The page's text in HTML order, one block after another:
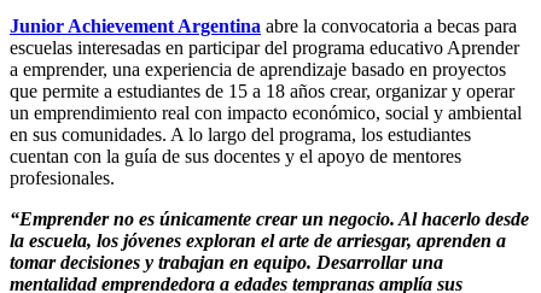
Junior Achievement Argentina abre la convocatoria a becas para
escuelas interesadas en participar del programa educativo Aprender
a emprender, una experiencia de aprendizaje basado en proyectos
que permite a estudiantes de 15 a 18 años crear, organizar y operar
un emprendimiento real con impacto económico, social y ambiental
en sus comunidades. A lo largo del programa, los estudiantes
cuentan con la guía de sus docentes y el apoyo de mentores
profesionales.
“Emprender no es únicamente crear un negocio. Al hacerlo desde
la escuela, los jóvenes exploran el arte de arriesgar, aprenden a
tomar decisiones y trabajan en equipo. Desarrollar una
mentalidad emprendedora a edades tempranas amplía sus